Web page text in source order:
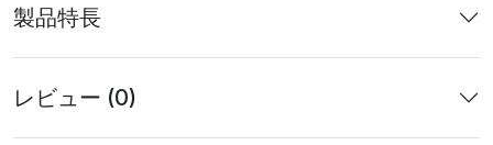
製品特長
レビュー (0)